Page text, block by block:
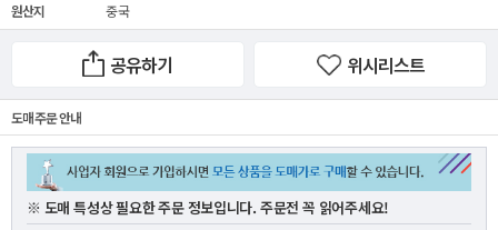
원산지 중국
공유하기 위시리스트
도매 주문 안내
※ 도매 특성상 필요한 주문 정보입니다. 주문전 꼭 읽어주세요!